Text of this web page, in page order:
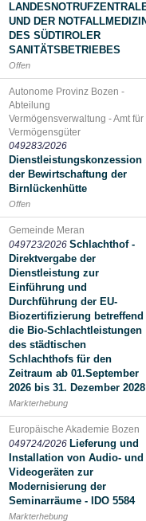
UND DER
DES SÜDTIROLER
SANITÄTSBETRIEBES
Offen
Autonome Provinz Bozen -
Abteilung
Vermögensverwaltung - Amt für
Vermögensgüter
049283/2026
Dienstleistungskonzession
der Bewirtschaftung der
Birnlückenhütte
Offen
Gemeinde Meran
049723/2026 Schlachthof -
Direktvergabe der
Dienstleistung zur
Einführung und
Durchführung der EU-
Biozertifizierung betreffend
die Bio-Schlachtleistungen
des städtischen
Schlachthofs für den
Zeitraum ab 01.September
2026 bis 31. Dezember 2028
Markterhebung
Europäische Akademie Bozen
049724/2026 Lieferung und
Installation von Audio- und
Videogeräten zur
Modernisierung der
Seminarräume - IDO 5584
Markterhebung